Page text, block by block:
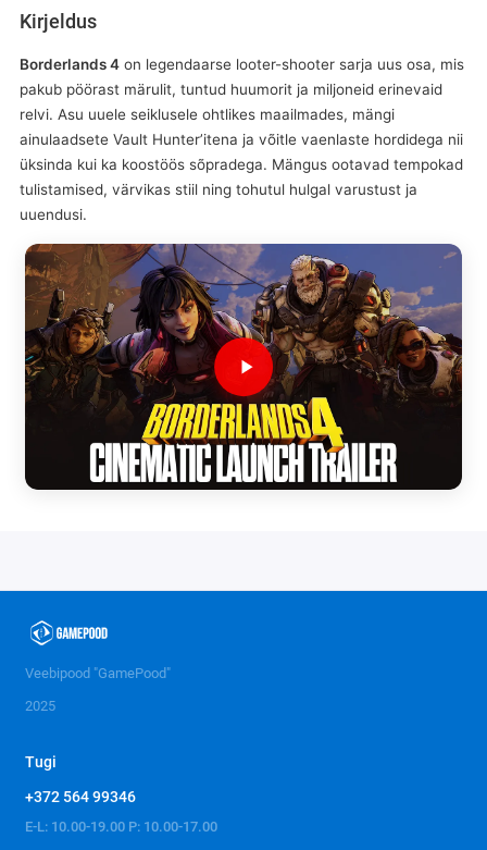
Kirjeldus
Borderlands 4 on legendaarse looter-shooter sarja uus osa, mis
pakub pöörast märulit, tuntud huumorit ja miljoneid erinevaid
relvi. Asu uuele seiklusele ohtlikes maailmades, mängi
ainulaadsete Vault Hunter’itena ja võitle vaenlaste hordidega nii
üksinda kui ka koostöös sõpradega. Mängus ootavad tempokad
tulistamised, värvikas stiil ning tohutul hulgal varustust ja
uuendusi.
Veebipood "GamePood"
2025
Tugi
+372 564 99346
E-L: 10.00-19.00 P: 10.00-17.00